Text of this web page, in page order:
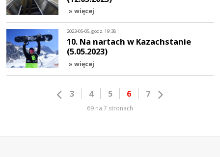
» więcej
2023-05-05, godz. 19:38
10. Na nartach w Kazachstanie
(5.05.2023)
» więcej
3 4 5 6 7
69 na 7 stronach